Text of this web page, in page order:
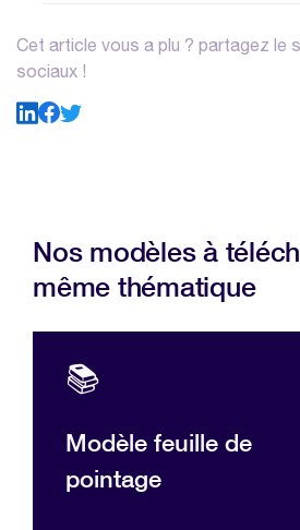
Cet article vous a plu ? partagez le
sociaux !
Nos modèles à
même thématique
📚
Modèle feuille de
pointage